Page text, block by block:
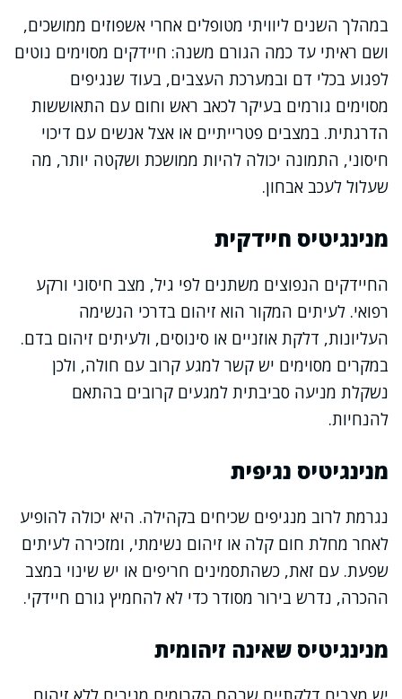
במהלך השנים ליוויתי מטופלים אחרי אשפוזים ממושכים,
ושם ראיתי עד כמה הגורם משנה: חיידקים מסוימים נוטים
לפגוע בכלי דם ובמערכת העצבים, בעוד שנגיפים
מסוימים גורמים בעיקר לכאב ראש וחום עם התאוששות
הדרגתית. במצבים פטרייתיים או אצל אנשים עם דיכוי
חיסוני, התמונה יכולה להיות ממושכת ושקטה יותר, מה
שעלול לעכב אבחון.
מנינגיטיס חיידקית
החיידקים הנפוצים משתנים לפי גיל, מצב חיסוני ורקע
רפואי. לעיתים המקור הוא זיהום בדרכי הנשימה
העליונות, דלקת אוזניים או סינוסים, ולעיתים זיהום בדם.
במקרים מסוימים יש קשר למגע קרוב עם חולה, ולכן
נשקלת מניעה סביבתית למגעים קרובים בהתאם
להנחיות.
מנינגיטיס נגיפית
נגרמת לרוב מנגיפים שכיחים בקהילה. היא יכולה להופיע
לאחר מחלת חום קלה או זיהום נשימתי, ומזכירה לעיתים
שפעת. עם זאת, כשהתסמינים חריפים או יש שינוי במצב
ההכרה, נדרש בירור מסודר כדי לא להחמיץ גורם חיידקי.
מנינגיטיס שאינה זיהומית